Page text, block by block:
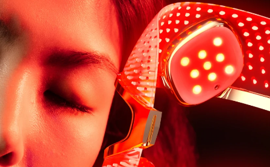
Iniciar sesión
Perfil de usuario
Mis dispositivos
Mis pedidos
Mis direcciones
Mis suscripciones
NUEVO
FAQ™ Pure Beauty-Tech Elixir
BREAKING NEWS
issa™ Teeth Whitening Set
Idioma
English Deutsch
Español
Français
Italiano
Português
Polski
Svenska
Русский
Türkçe
简体中文 繁體中文